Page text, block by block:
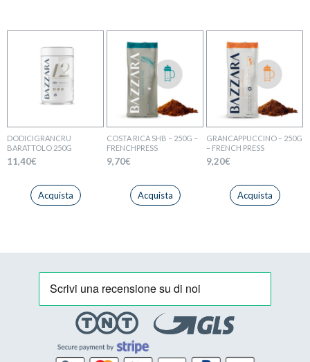
DODICIGRANCRU
BARATTOLO 250G
11,40€
Acquista
COSTA RICA SHB – 250G –
FRENCHPRESS
9,70€
Acquista
GRANCAPPUCCINO – 250G
– FRENCH PRESS
9,20€
Acquista